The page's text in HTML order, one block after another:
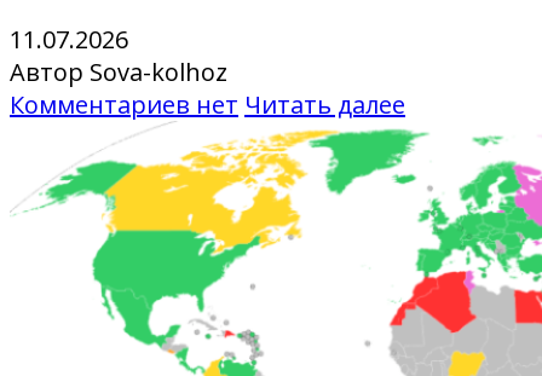
11.07.2026
Автор Sova-kolhoz
Комментариев нет Читать далее